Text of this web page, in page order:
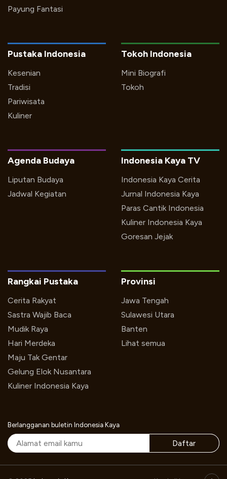
Payung Fantasi
Pustaka Indonesia
Kesenian
Tradisi
Pariwisata
Kuliner
Tokoh Indonesia
Mini Biografi
Tokoh
Indonesia Kaya TV
Indonesia Kaya Cerita
Jurnal Indonesia Kaya
Paras Cantik Indonesia
Kuliner Indonesia Kaya
Goresan Jejak
Agenda Budaya
Liputan Budaya
Jadwal Kegiatan
Rangkai Pustaka
Cerita Rakyat
Sastra Wajib Baca
Mudik Raya
Hari Merdeka
Maju Tak Gentar
Gelung Elok Nusantara
Kuliner Indonesia Kaya
Provinsi
Jawa Tengah
Sulawesi Utara
Banten
Lihat semua
Berlangganan buletin Indonesia Kaya
Daftar